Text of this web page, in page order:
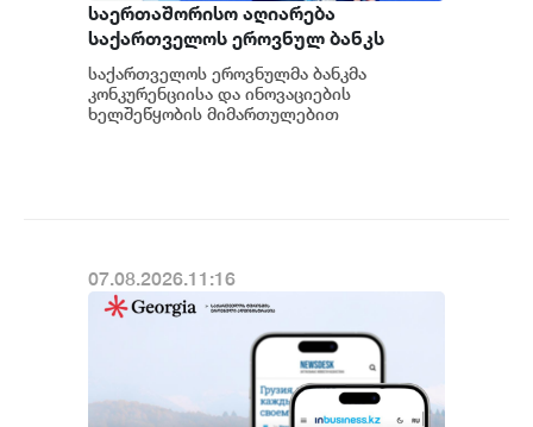
საერთაშორისო აღიარება
საქართველოს ეროვნულ ბანკს
ფინანსური ინოვაციების
ავანგარდში აყენებს და მის
რეგიონული ჰაბის ამბიციას
საქართველოს ეროვნულმა ბანკმა
კონკურენციისა და ინოვაციების
ხელშეწყობის მიმართულებით
07.08.2026.11:16